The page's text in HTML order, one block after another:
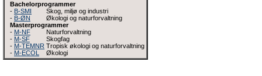
Bachelorprogrammer
- B-SMI
Skog, miljø og industri
- B-ØN
Økologi og naturforvaltning
Masterprogrammer
- M-NF
Naturforvaltning
- M-SF
Skogfag
- M-TEMNR Tropisk økologi og naturforvaltning
- M-ECOL Økologi